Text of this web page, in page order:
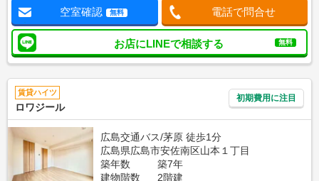
空室確認 無料 電話で問合せ
お店にLINEで相談する 無料
賃貸ハイツ
ロワジール
初期費用に注目
広島交通バス/茅原 徒歩1分
広島県広島市安佐南区山本１丁目
築年数
築7年
建物階数
2階建